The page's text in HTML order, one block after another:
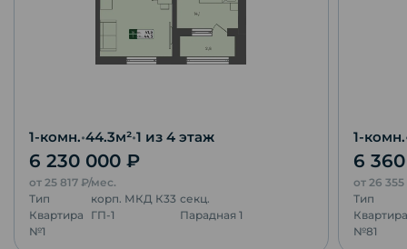
1-комн.•44.3м²•1 из 4 этаж
6 230 000 ₽
от 25 817 ₽/мес.
Тип
Квартира
корп. МКД К33
ГП-1
секц.
Парадная 1
№1
1-комн.
6
от 26 355
Тип
Квартира
№81